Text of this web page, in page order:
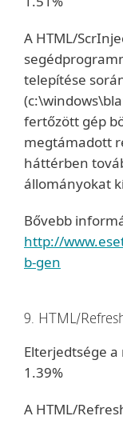
A HTML/
telepítése
fertőzött gép
megtámadott
háttérben
állományokat
Bővebb
http://
b-gen
9. HTML/
Elterjedtsége
1.39%
A HTML/